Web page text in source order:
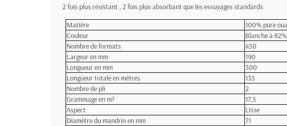
2 fois plus résistant , 2 fois plus absorbant que les essuyages standards
Matière
100% pure
Couleur
Blanche à 82%
Nombre de formats
450
Largeur en mm
190
Longueur en mm
300
Longueur totale en mètres
135
Nombre de pli
2
Grammage en m²
17,5
Aspect
Lisse
Diamètre du mandrin en mm
71